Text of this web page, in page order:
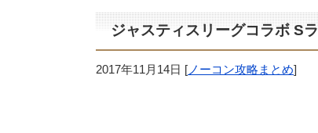
ジャスティスリーグコラボ S
2017年11月14日 [ノーコン攻略まとめ]